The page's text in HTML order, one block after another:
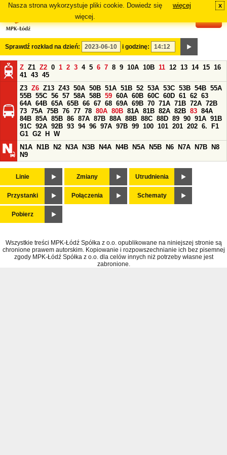
Nasza strona wykorzystuje pliki cookie. Dowiedz się
więcej.
więcej x
Sprawdź rozkład na dzień: i godzinę:
Z Z1 Z2 0 1 2 3 4 5 6 7 8 9 10A 10B 11 12 13 14 15 16
41 43 45
Z3 Z6 Z13 Z43 50A 50B 51A 51B 52 53A 53C 53B 54B 55A
55B 55C 56 57 58A 58B 59 60A 60B 60C 60D 61 62 63
64A 64B 65A 65B 66 67 68 69A 69B 70 71A 71B 72A 72B
73 75A 75B 76 77 78 80A 80B 81A 81B 82A 82B 83 84A
84B 85A 85B 86 87A 87B 88A 88B 88C 88D 89 90 91A 91B
91C 92A 92B 93 94 96 97A 97B 99 100 101 201 202 6.
F1
G1 G2 H
W
N1A
N1B N2 N3A N3B N4A N4B N5A N5B N6 N7A N7B
N8
N9
Linie Zmiany Utrudnienia
Przystanki Połączenia Schematy
Pobierz
Wszystkie treści MPK-Łódź Spółka z o.o. opublikowane na niniejszej stronie są
chronione prawem autorskim. Kopiowanie i rozpowszechnianie ich bez pisemnej
zgody MPK-Łódź Spółka z o.o. dla celów innych niż potrzeby własne jest
zabronione.